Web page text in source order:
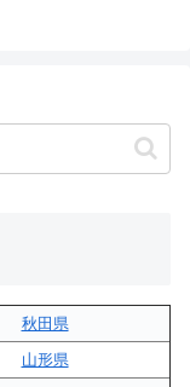
秋田県
山形県